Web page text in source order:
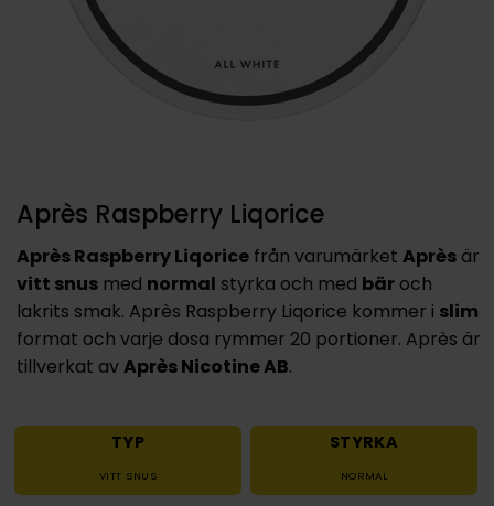
Après Raspberry Liqorice
Après Raspberry Liqorice från varumärket Après är
vitt snus med normal styrka och med bär och
lakrits smak. Après Raspberry Liqorice kommer i slim
format och varje dosa rymmer 20 portioner. Après är
tillverkat avAprès Nicotine AB.
TYP
VITT SNUS
STYRKA
NORMAL